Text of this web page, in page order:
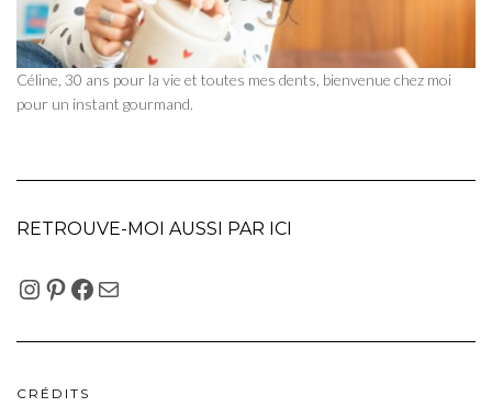
Céline, 30 ans pour la vie et toutes mes dents, bienvenue chez moi
pour un instant gourmand.
RETROUVE-MOI AUSSI PAR ICI
INSTAGRAM
PINTEREST
FACEBOOK
E-MAIL
CRÉDITS